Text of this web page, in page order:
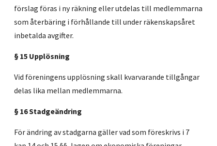
förslag föras i ny räkning eller utdelas till medlemmarna
som återbäring i förhållande till under räkenskapsåret
inbetalda avgifter.
§ 15 Upplösning
Vid föreningens upplösning skall kvarvarande tillgångar
delas lika mellan medlemmarna.
§ 16 Stadgeändring
För ändring av stadgarna gäller vad som föreskrivs i 7